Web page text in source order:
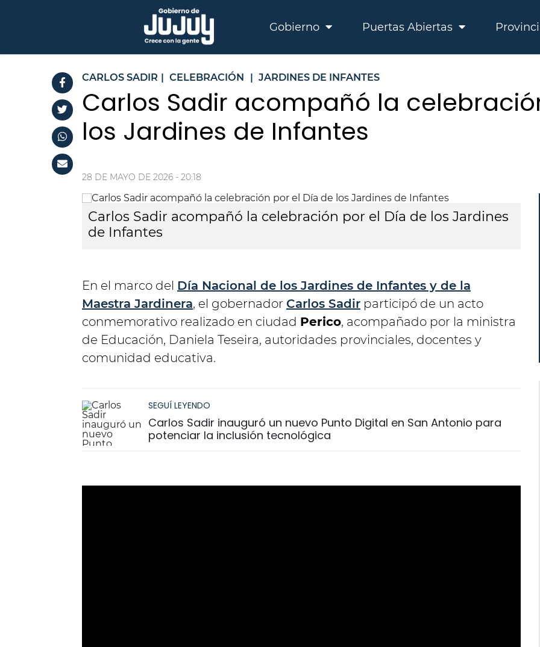
Gobierno Puertas Abiertas
CARLOS SADIR | CELEBRACIÓN | JARDINES DE INFANTES
Carlos Sadir acompañó la
los Jardines de Infantes
28 DE MAYO DE 2026 - 20:18
Carlos Sadir acompañó la celebración por el Día de los Jardines
de Infantes
En el marco del Día Nacional de los Jardines de Infantes y de la
Maestra Jardinera, el gobernador Carlos Sadir participó de un acto
conmemorativo realizado en ciudad Perico, acompañado por la ministra
de Educación, Daniela Teseira, autoridades provinciales, docentes y
comunidad educativa.
SEGUÍ LEYENDO
Carlos Sadir inauguró un nuevo Punto Digital en San Antonio para
potenciar la inclusión tecnológica